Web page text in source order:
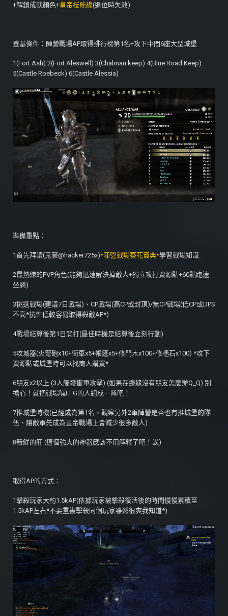
+解鎖成就顏色+皇帝技能線(退位時失效)
登基條件：陣營戰場AP取得排行榜第1名+攻下中間6座大型城堡
1(Fort Ash) 2(Fort Aleswell) 3(Chalman keep) 4(Blue Road Keep)
5(Castle Roebeck) 6(Castle Alessia)
準備重點：
1首先拜讀(鬼豪@hacker725x)*陣營戰場葵花寶典*學習戰場知識
2最熟練的PVP角色(能夠迅速解決掉敵人+獨立攻打資源點+60點跑速
坐騎)
3挑選戰場(建議7日戰場)、CP戰場(高CP或封頂)/無CP戰場(低CP或DPS
不高*抗性低較容易取得殺敵AP*)
4戰場結算後第1日開打(最佳時機是結算後立刻行動)
5攻城器(火弩砲x10+衝車x5+帳篷x5+修門木x100+修牆石x100) *攻下
資源點或城堡時可以找商人購買*
6朋友x2以上 (3人觸發衝車攻擊) (如果在邊緣沒有朋友怎麼辦Q_Q) 別
擔心！就把戰場喊LFG的人組成一隊吧！
7推城堡時機(已經成為第1名、觀察另外2軍陣營是否也有推城堡的隊
伍、讓敵軍先成為皇帝戰場上會減少很多敵人)
8新鮮的肝 (這個強大的神器應該不用解釋了吧！誤)
取得AP的方式：
1擊殺玩家大約1.5kAP(依據玩家被擊殺復活後的時間慢慢累積至
1.5kAP左右*不要重複擊殺同個玩家雖然很爽我知道*)